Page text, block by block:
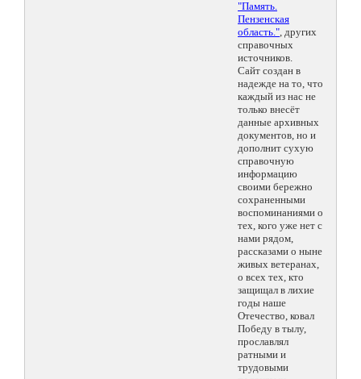
"Память.
Пензенская
область.", других
справочных
источников.
Сайт создан в
надежде на то, что
каждый из нас не
только внесёт
данные архивных
документов, но и
дополнит сухую
справочную
информацию
своими бережно
сохраненными
воспоминаниями о
тех, кого уже нет с
нами рядом,
рассказами о ныне
живых ветеранах,
о всех тех, кто
защищал в лихие
годы наше
Отечество, ковал
Победу в тылу,
прославлял
ратными и
трудовыми